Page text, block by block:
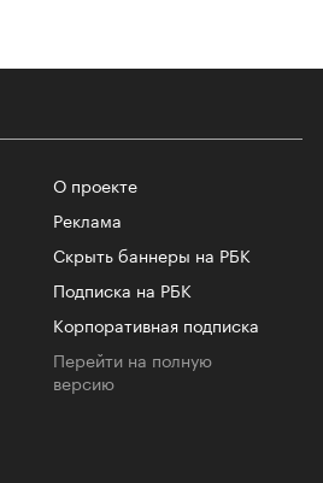
О проекте
Реклама
Скрыть баннеры на РБК
Подписка на РБК
Корпоративная подписка
Перейти на полную
версию